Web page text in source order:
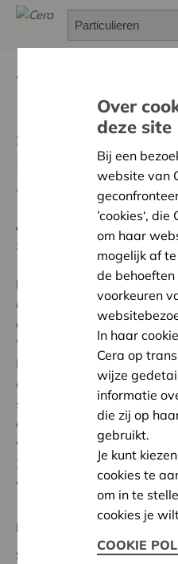
speelplaats
basisaanbod
Terug naar overzicht
Ambitie:
Een solidaire,
zonder drempels
Programma:
Iedereen
actief, volwaardig en
de samenleving
'De vernieuwing van onze
kinderen in Type
onderwijs). Het was 30
speelplaats onder handen
alleen een kleine glijbaan
voor weinig uitdaging en
3 heel mooie toestellen
vloer.'
Regionaal Project
Startdatum:
17/02/2025
Over
deze site
Bij een
website van
’cookies‘,
om haar
mogelijk af
de behoeften
voorkeuren
In haar
Cera op
wijze
informatie
die zij op
gebruikt.
Je kunt
cookies te
om in te
cookies je
COOKIE